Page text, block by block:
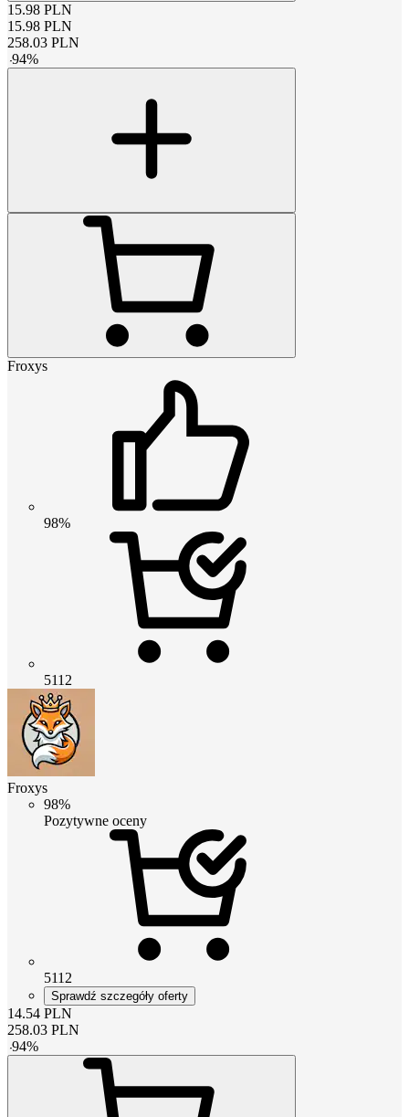
15.98 PLN
15.98 PLN
258.03 PLN
-94%
Froxys
98%
5112
Froxys
98%
Pozytywne oceny
5112
Sprawdź szczegóły oferty
14.54 PLN
258.03 PLN
-94%